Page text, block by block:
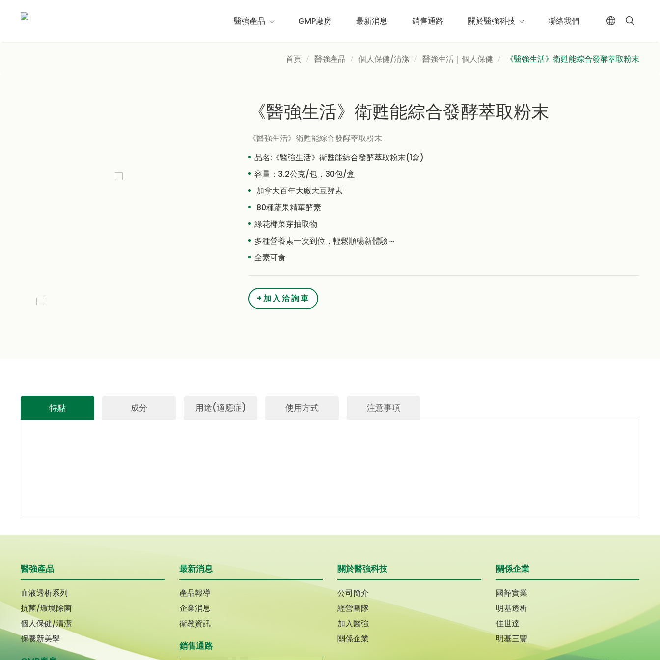
醫強產品 GMP廠房 最新消息 銷售通路 關於醫強科技 聯絡我們
首頁 醫強產品 個人保健/清潔 醫強生活｜個人保健 《醫強生活》衛甦能綜合發酵萃取粉末
《醫強生活》衛甦能綜合發酵萃取粉末
《醫強生活》衛甦能綜合發酵萃取粉末
品名:《醫強生活》衛甦能綜合發酵萃取粉末(1盒)
容量：3.2公克/包，30包/盒
加拿大百年大廠大豆酵素
80種蔬果精華酵素
綠花椰菜芽抽取物
多種營養素一次到位，輕鬆順暢新體驗～
全素可食
+加入洽詢車
特點 成分 用途(適應症) 使用方式 注意事項
醫強產品
血液透析系列
抗菌/環境除菌
個人保健/清潔
保養新美學
最新消息
產品報導
企業消息
衛教資訊
銷售通路
關於醫強科技
公司簡介
經營團隊
加入醫強
關係企業
關係企業
國韶實業
明基透析
佳世達
明基三豐